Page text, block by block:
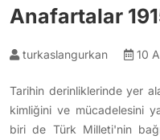
Anafartalar
turkaslangurkan 10
Tarihin derinliklerinde yer
kimliğini ve mücadelesini
biri de Türk Milleti'nin